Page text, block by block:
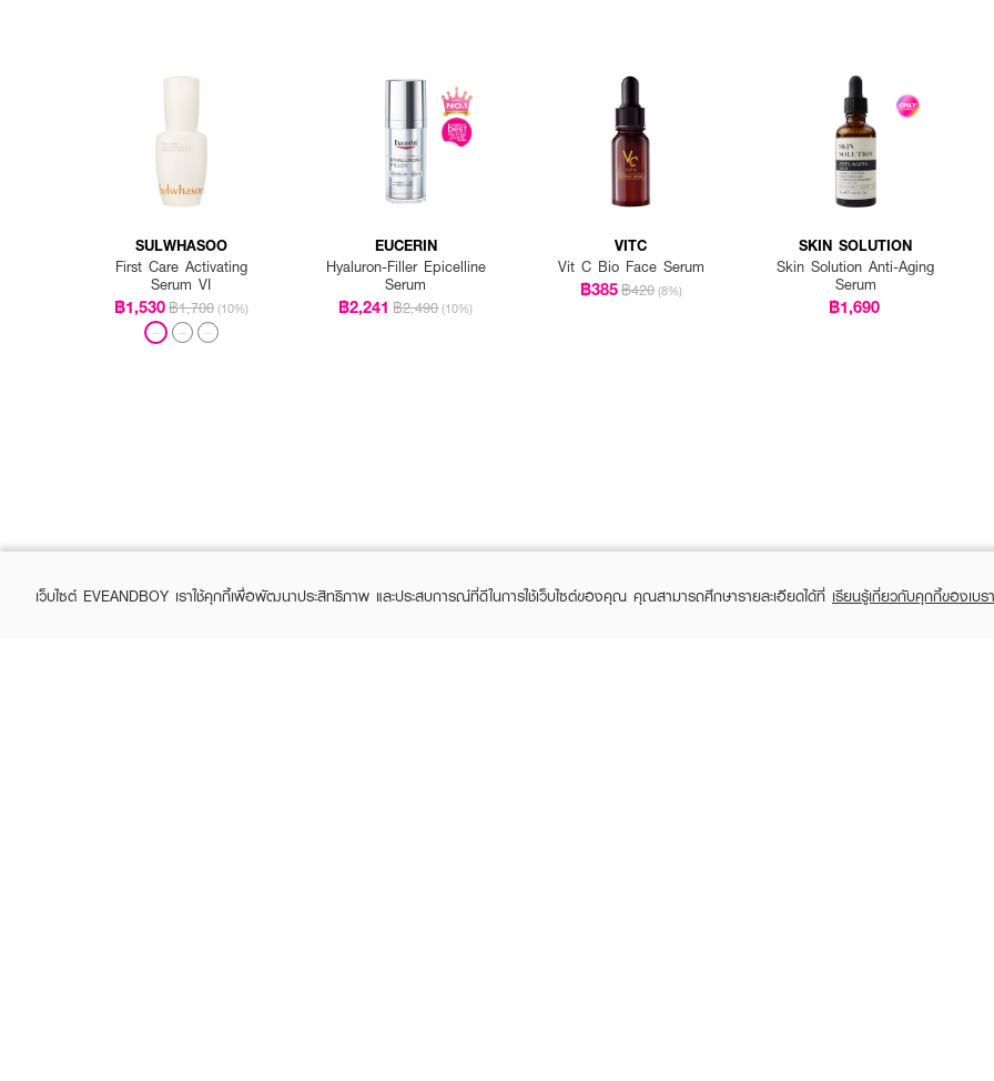
SULWHASOO
First Care Activating
Serum VI
฿1,530฿1,700 (10%)
EUCERIN
Hyaluron-Filler Epicelline
Serum
฿2,241 ฿2,490 (10%)
VITC
Vit C Bio Face Serum
฿385฿420 (8%)
SKIN SOLUTION
Skin Solution Anti-Aging
Serum
฿1,690
เว็บไซต์ EVEANDBOY เราใช้คุกกี้เพื่อพัฒนาประสิทธิภาพ และประสบการณ์ที่ดีในการใช้เว็บไซต์ของคุณ คุณสามารถศึกษารายละเอียดได้ที่ เรียนรู้เกี่ยวกับคุกกี้ของเบร